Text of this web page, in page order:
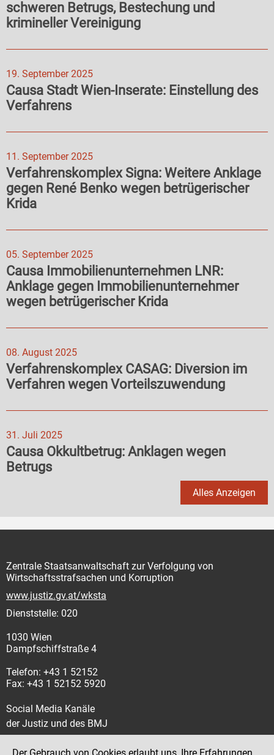
schweren Betrugs, Bestechung und
krimineller Vereinigung
19. September 2025
Causa Stadt Wien-Inserate: Einstellung des
Verfahrens
11. September 2025
Verfahrenskomplex Signa: Weitere Anklage
gegen René Benko wegen betrügerischer
Krida
05. September 2025
Causa Immobilienunternehmen LNR:
Anklage gegen Immobilienunternehmer
wegen betrügerischer Krida
08. August 2025
Verfahrenskomplex CASAG: Diversion im
Verfahren wegen Vorteilszuwendung
31. Juli 2025
Causa Okkultbetrug: Anklagen wegen
Betrugs
Alles Anzeigen
Zentrale Staatsanwaltschaft zur Verfolgung von
Wirtschaftsstrafsachen und Korruption
www.justiz.gv.at/wksta
Dienststelle: 020
1030 Wien
Dampfschiffstraße 4
Telefon: +43 1 52152
Fax: +43 1 52152 5920
Social Media Kanäle
der Justiz und des BMJ